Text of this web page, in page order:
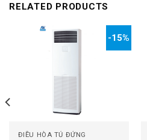
RELATED PRODUCTS
-15%
ĐIỀU HÒA TỦ ĐỨNG